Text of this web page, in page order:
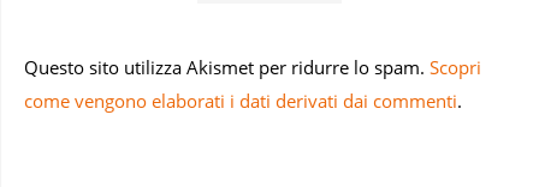
come vengono elaborati i dati derivati dai commenti.